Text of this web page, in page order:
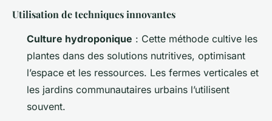
Utilisation de techniques innovantes
Culture hydroponique : Cette méthode cultive les
plantes dans des solutions nutritives, optimisant
l’espace et les ressources. Les fermes verticales et
les jardins communautaires urbains l’utilisent
souvent.